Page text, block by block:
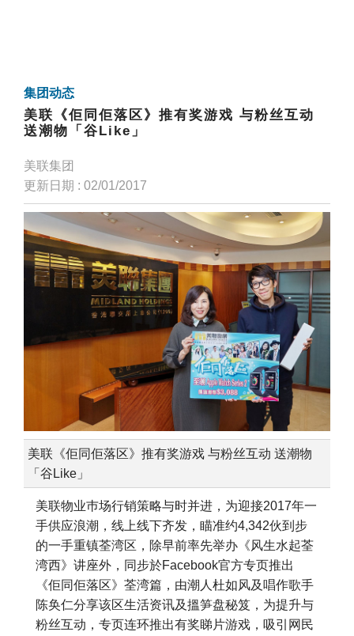
集团动态
美联《佢同佢落区》推有奖游戏 与粉丝互动
送潮物「谷Like」
美联集团
更新日期 : 02/01/2017
美联《佢同佢落区》推有奖游戏 与粉丝互动 送潮物
「谷Like」
美联物业巿场行销策略与时并进，为迎接2017年一
手供应浪潮，线上线下齐发，瞄准约4,342伙到步
的一手重镇荃湾区，除早前率先举办《风生水起荃
湾西》讲座外，同步於Facebook官方专页推出
《佢同佢落区》荃湾篇，由潮人杜如风及唱作歌手
陈奂仁分享该区生活资讯及搵笋盘秘笈，为提升与
粉丝互动，专页连环推出有奖睇片游戏，吸引网民